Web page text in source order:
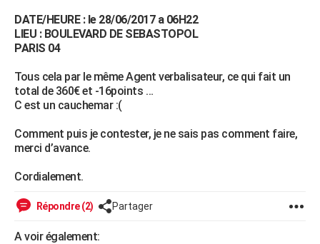
Dictionnaire
Biographies
Citations
Expressions
Proverbes
PROGRAMME TV
S'inscrire
Se connecter
Lycées
Collèges
Primaires
Universités
Entreprises
Service militaire
Avis de recherche
AVIS DE DÉCÈS
Bricolage
Lifestyle
Culture
Sport
Auto
Television
Voyage
Cinema
DATE/HEURE : le 28/06/2017 a 06H22
LIEU : BOULEVARD DE SEBASTOPOL
PARIS 04
Tous cela par le même Agent verbalisateur, ce qui fait un
total de 360€ et -16points …
C est un cauchemar :(
Comment puis je contester, je ne sais pas comment faire,
merci d’avance.
Cordialement.
Répondre (2) Partager
A voir également: